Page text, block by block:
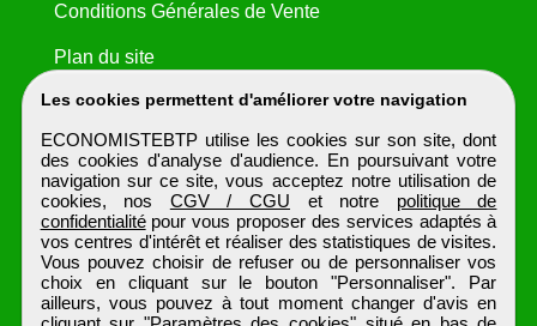
Les cookies permettent d'améliorer votre navigation
ECONOMISTEBTP utilise les cookies sur son site, dont
des cookies d'analyse d'audience. En poursuivant votre
navigation sur ce site, vous acceptez notre utilisation de
cookies, nos CGV / CGU et notre politique de
confidentialitépour vous proposer des services adaptés à
vos centres d'intérêt et réaliser des statistiques de visites.
Vous pouvez choisir de refuser ou de personnaliser vos
choix en cliquant sur le bouton "Personnaliser". Par
ailleurs, vous pouvez à tout moment changer d'avis en
Conditions Générales de Vente
Plan du site